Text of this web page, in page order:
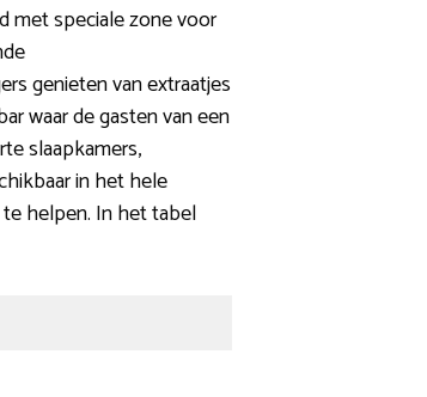
met speciale zone voor
genieten van extraatjes
waar de gasten van een
slaapkamers,
in het hele
helpen. In het tabel